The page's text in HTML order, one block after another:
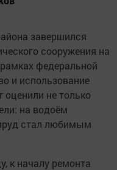
завершился
сооружения на
федеральной
и использование
оценили не только
на водоём
стал любимым
к началу ремонта